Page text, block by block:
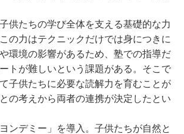
供たちの学び全体を支える基礎的な力
の力はテクニックだけでは身につきに
環境の影響があるため、塾での指導だ
トが難しいという課題がある。そこで
子供たちに必要な読解力を育むことが
の考えから両者の連携が決定したとい
ンデミー」を導入。子供たちが自然と